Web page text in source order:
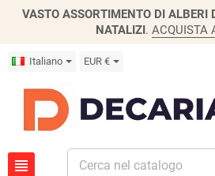
VASTO ASSORTIMENTO DI ALBERI
NATALIZI. ACQUISTA
Italiano EUR €
view_headline